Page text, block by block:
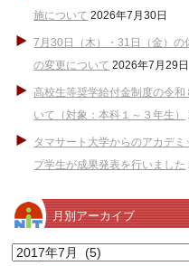
施について 2026年7月30日
7月30日（木）・31日（金）の
の変更について 2026年7月29日
高校生等奨学給付金制度の令
いて（対象：本科１～３年生）
タマサート大学からのアカデ
プ学生が成果発表を行いました
月別アーカイブ
月